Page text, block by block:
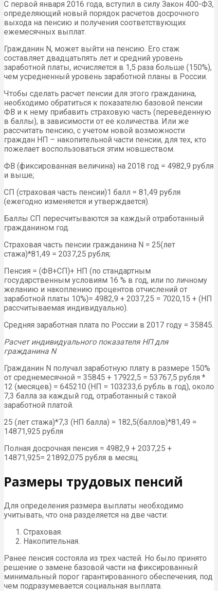
С первой января 2016 года, вступил в силу Закон 400-ФЗ,
определяющий новый порядок расчетов досрочного
выхода на пенсию и получения соответствующих
ежемесячных выплат.
Гражданин N, может выйти на пенсию. Его стаж
составляет двадцатьпять лет и средний уровень
заработной платы, исчисляется в 1,5 раза больше (150%),
чем усредненный уровень заработной планы в России.
Чтобы сделать расчет пенсии для этого гражданина,
необходимо обратиться к показателю базовой пенсии
ФВ и к нему прибавить страховую часть (переведенную
в баллы), в зависимости от ее количества. Или же
рассчитать пенсию, с учетом новой возможности
граждан НП – накопительной части пенсии, для тех, кто
пожелает воспользоваться этим новшеством.
ФВ (фиксированная величина) на 2018 год = 4982,9 рубля
и выше;
СП (страховая часть пенсии)1 балл = 81,49 рубля
(ежегодно изменяется и утверждается).
Баллы СП пересчитываются за каждый отработанный
гражданином год.
Страховая часть пенсии гражданина N = 25(лет
стажа)*81,49 = 2037,25 рубля;
Пенсия = (ФВ+СП)+ НП (по стандартным
государственным условиям 16 % в год, или по личному
желанию и накоплению процентов отчислений от
заработной платы 10%)= 4982,9 + 2037,25 = 7020,15 + (НП
рассчитываемая индивидуально).
Средняя заработная плата по России в 2017 году = 35845.
Расчет индивидуального показателя НП для
гражданина N
Гражданин N получал заработную плату в размере 150%
от среднемесячной = 35845 + 17922,5 = 53767,5 рубля *
12 (месяцев) = 645210 (НП = 103233,6 рубль в год), около
7,3 балла за каждый год, отработанный с такой
заработной платой.
25 (лет стажа)*7,3 (НП балла) = 182,5(баллов)*81,49 =
14871,925 рубля
Полная досрочная пенсия = 4982,9 + 2037,25 +
14871,925= 21892,075 рубля в месяц.
Размеры трудовых пенсий
Для определения размера выплаты необходимо
учитывать, что она разделяется на две части:
Страховая.
Накопительная.
Ранее пенсия состояла из трех частей. Но было принято
решение о замене базовой части на фиксированный
минимальный порог гарантированного обеспечения, под
чем подразумевается социальная выплата.